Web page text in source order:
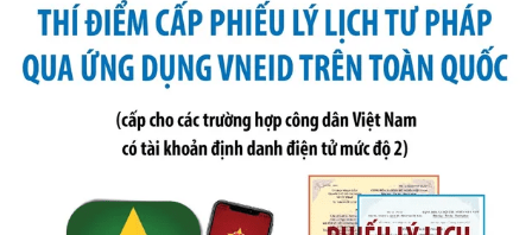
ngày 19 tháng 10 năm 2020 của Chính phủ quy định xử
phạt vi phạm hành chính về thuế, hóa đơn được sửa đổi, bổ
sung bởi Nghị định số 102/2021/NĐ-CP
Ngày ban hành: 20/07/2026
Số kí hiệu:2303/QĐ-UBND
Tên: Quyết định công bố Danh mục thủ tục hành chính mới
ban hành, được sửa đổi, bổ sung, bị bãi bỏ và phê duyệt
Quy trình nội bộ, quy trình điện tử giải quyết thủ tục hành
chính trong một số lĩnh vực thuộc phạm vi chức năng quản